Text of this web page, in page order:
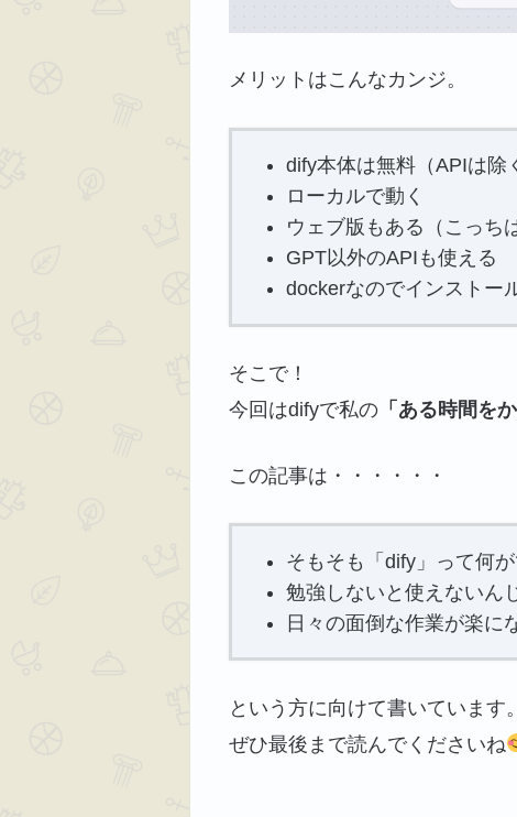
メリットはこんなカンジ。
dify本体は無料（APIは除
ローカルで動く
ウェブ版もある（こっち
GPT以外のAPIも使える
dockerなのでインストー
そこで！
今回はdifyで私の 「ある時間を
この記事は・・・・・・
そもそも「dify」って何
勉強しないと使えないん
日々の面倒な作業が楽に
という方に向けて書いています。
ぜひ最後まで読んでくださいね